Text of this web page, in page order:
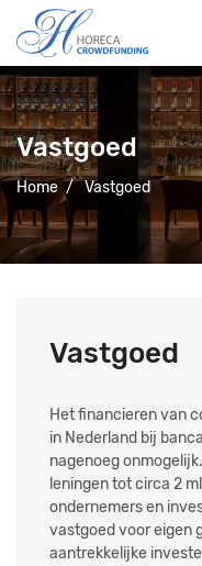
Vastgoed
Home / Vastgoed
Vastgoed
Het financieren van
in Nederland bij
nagenoeg
leningen tot circa 2
ondernemers en
vastgoed voor eigen
aantrekkelijke